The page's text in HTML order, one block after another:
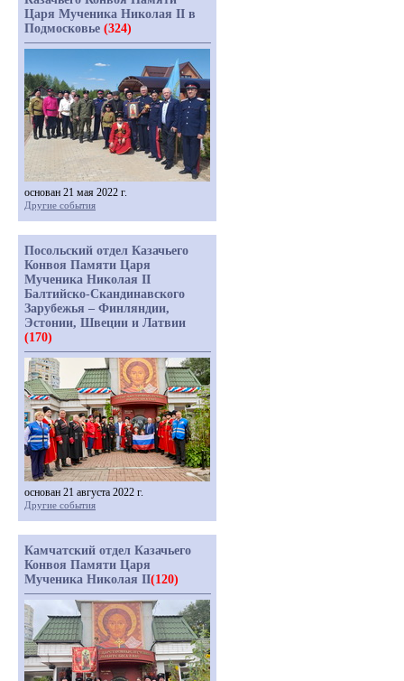
Царя Мученика Николая II в
Подмосковье (324)
основан 21 мая 2022 г.
Другие события
Посольский отдел Казачьего
Конвоя Памяти Царя
Мученика Николая II
Балтийско-Скандинавского
Зарубежья – Финляндии,
Эстонии, Швеции и Латвии
(170)
основан 21 августа 2022 г.
Другие события
Камчатский отдел Казачьего
Конвоя Памяти Царя
Мученика Николая II(120)